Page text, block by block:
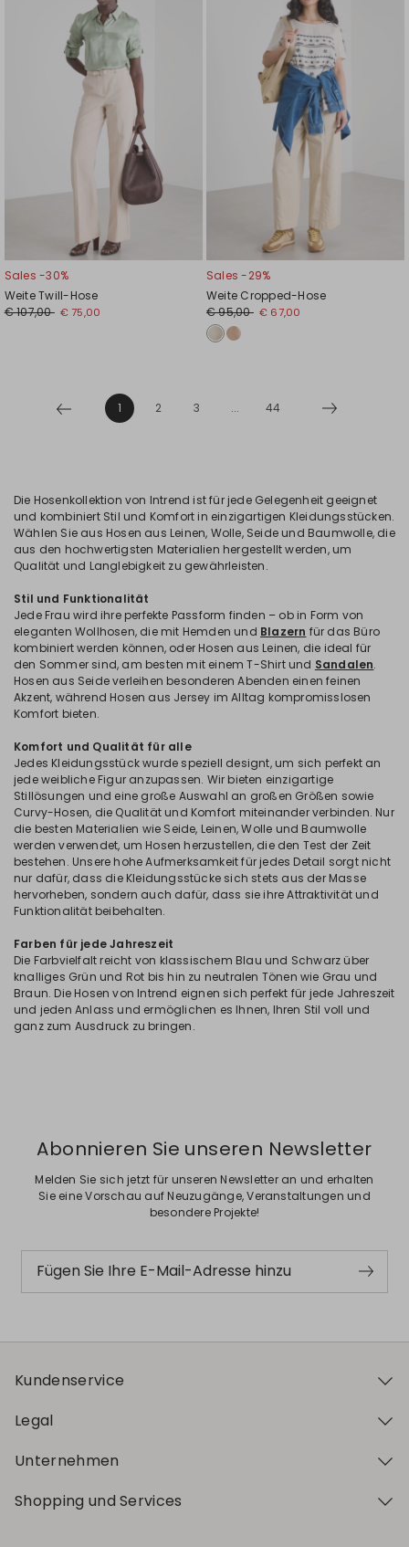
Sales -30%
Weite Twill-Hose
€ 107,00 € 75,00
Sales -29%
Weite Cropped-Hose
€ 95,00 € 67,00
1 2 3 ... 44
Die Hosenkollektion von Intrend ist für jede Gelegenheit geeignet
und kombiniert Stil und Komfort in einzigartigen Kleidungsstücken.
Wählen Sie aus Hosen aus Leinen, Wolle, Seide und Baumwolle, die
aus den hochwertigsten Materialien hergestellt werden, um
Qualität und Langlebigkeit zu gewährleisten.
Stil und Funktionalität
Jede Frau wird ihre perfekte Passform finden – ob in Form von
eleganten Wollhosen, die mit Hemden und Blazern für das Büro
kombiniert werden können, oder Hosen aus Leinen, die ideal für
den Sommer sind, am besten mit einem T-Shirt und Sandalen.
Hosen aus Seide verleihen besonderen Abenden einen feinen
Akzent, während Hosen aus Jersey im Alltag kompromisslosen
Komfort bieten.
Komfort und Qualität für alle
Jedes Kleidungsstück wurde speziell designt, um sich perfekt an
jede weibliche Figur anzupassen. Wir bieten einzigartige
Stillösungen und eine große Auswahl an großen Größen sowie
Curvy-Hosen, die Qualität und Komfort miteinander verbinden. Nur
die besten Materialien wie Seide, Leinen, Wolle und Baumwolle
werden verwendet, um Hosen herzustellen, die den Test der Zeit
bestehen. Unsere hohe Aufmerksamkeit für jedes Detail sorgt nicht
nur dafür, dass die Kleidungsstücke sich stets aus der Masse
hervorheben, sondern auch dafür, dass sie ihre Attraktivität und
Funktionalität beibehalten.
Farben für jede Jahreszeit
Die Farbvielfalt reicht von klassischem Blau und Schwarz über
knalliges Grün und Rot bis hin zu neutralen Tönen wie Grau und
Braun. Die Hosen von Intrend eignen sich perfekt für jede Jahreszeit
und jeden Anlass und ermöglichen es Ihnen, Ihren Stil voll und
ganz zum Ausdruck zu bringen.
Abonnieren Sie unseren Newsletter
Melden Sie sich jetzt für unseren Newsletter an und erhalten
Sie eine Vorschau auf Neuzugänge, Veranstaltungen und
besondere Projekte!
Fügen Sie Ihre E-Mail-Adresse hinzu
Kundenservice
Legal
Unternehmen
Shopping und Services